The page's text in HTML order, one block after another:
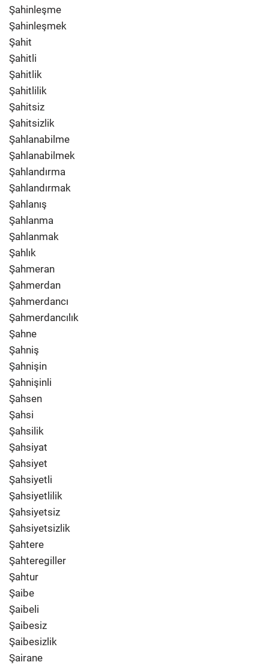
Şahinleşme
Şahinleşmek
Şahit
Şahitli
Şahitlik
Şahitlilik
Şahitsiz
Şahitsizlik
Şahlanabilme
Şahlanabilmek
Şahlandırma
Şahlandırmak
Şahlanış
Şahlanma
Şahlanmak
Şahlık
Şahmeran
Şahmerdan
Şahmerdancı
Şahmerdancılık
Şahne
Şahniş
Şahnişin
Şahnişinli
Şahsen
Şahsi
Şahsilik
Şahsiyat
Şahsiyet
Şahsiyetli
Şahsiyetlilik
Şahsiyetsiz
Şahsiyetsizlik
Şahtere
Şahteregiller
Şahtur
Şaibe
Şaibeli
Şaibesiz
Şaibesizlik
Şairane